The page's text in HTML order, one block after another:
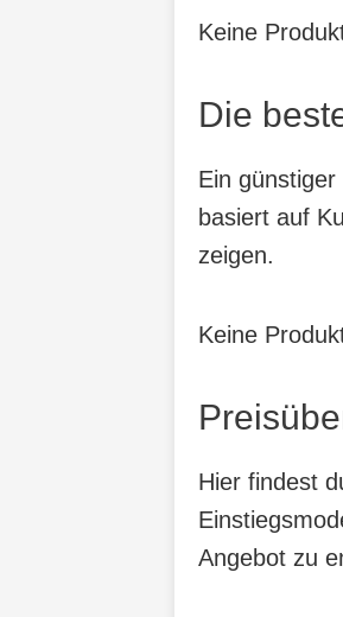
Keine
Die
Ein
basiert auf
zeigen.
Keine
Hier findest
Angebot zu